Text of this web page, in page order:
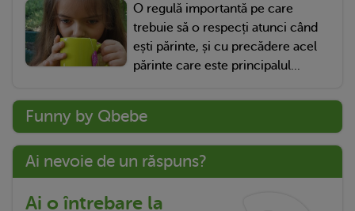
O regulă importantă pe care
trebuie să o respecți atunci când
ești părinte, și cu precădere acel
părinte care este principalul...
Funny by Qbebe
Ai nevoie de un răspuns?
Ai o întrebare la